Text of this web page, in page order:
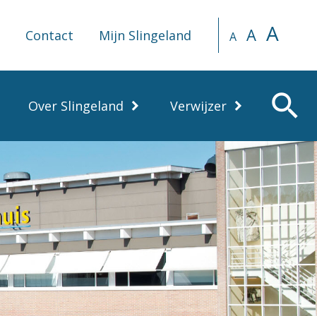
Contact Mijn Slingeland A A A
Over Slingeland Verwijzer search